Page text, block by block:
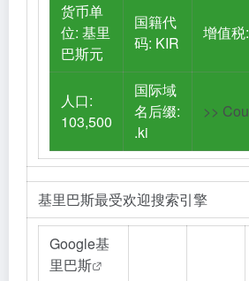
货币单
位: 基里
巴斯元
国籍代
码: KIR
增值税:
人口:
103,500
国际域
名后缀:
.ki
>>
基里巴斯最受欢迎搜索引擎
Google基
里巴斯